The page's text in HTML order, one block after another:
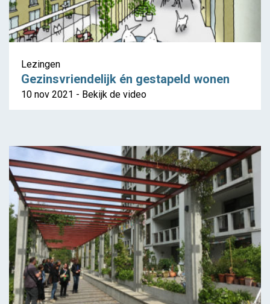
Lezingen
Gezinsvriendelijk én gestapeld wonen
10 nov 2021 - Bekijk de video